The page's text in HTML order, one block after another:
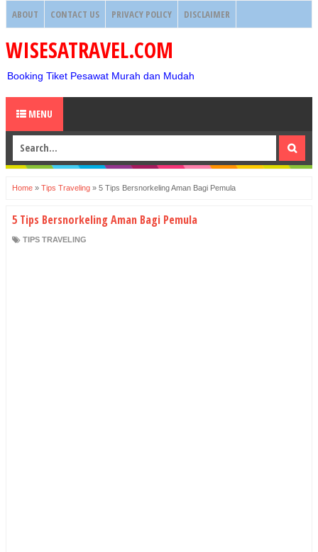
ABOUT CONTACT US PRIVACY POLICY DISCLAIMER
WISESATRAVEL.COM
Booking Tiket Pesawat Murah dan Mudah
MENU
Home » Tips Traveling » 5 Tips Bersnorkeling Aman Bagi Pemula
5 Tips Bersnorkeling Aman Bagi Pemula
TIPS TRAVELING